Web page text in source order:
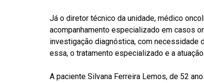
Já o diretor técnico da unidade, médico
acompanhamento especializado em casos
investigação diagnóstica, com necessidade
essa, o tratamento especializado e a
A paciente Silvana Ferreira Lemos, de 52